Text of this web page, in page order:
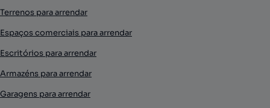
Terrenos para arrendar
Espaços comerciais para arrendar
Escritórios para arrendar
Armazéns para arrendar
Garagens para arrendar